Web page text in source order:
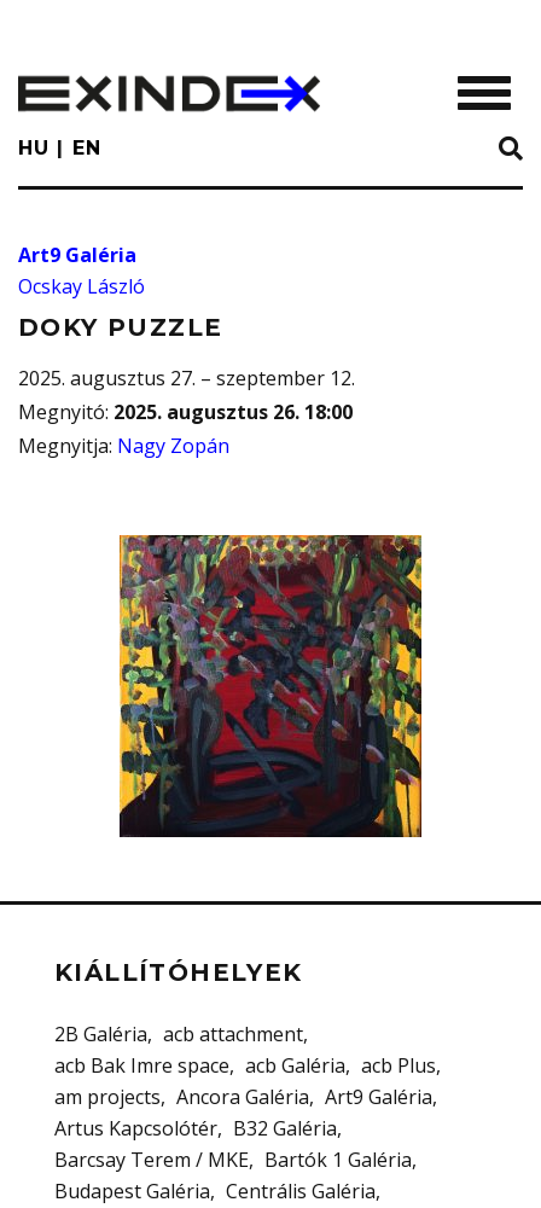
main
content
HU EN
Art9 Galéria
Ocskay László
DOKY PUZZLE
2025. augusztus 27. – szeptember 12.
Megnyitó: 2025. augusztus 26. 18:00
Megnyitja: Nagy Zopán
KIÁLLÍTÓHELYEK
2B Galéria
acb attachment
acb Bak Imre space
acb Galéria
acb Plus
am projects
Ancora Galéria
Art9 Galéria
Artus Kapcsolótér
B32 Galéria
Barcsay Terem / MKE
Bartók 1 Galéria
Budapest Galéria
Centrális Galéria